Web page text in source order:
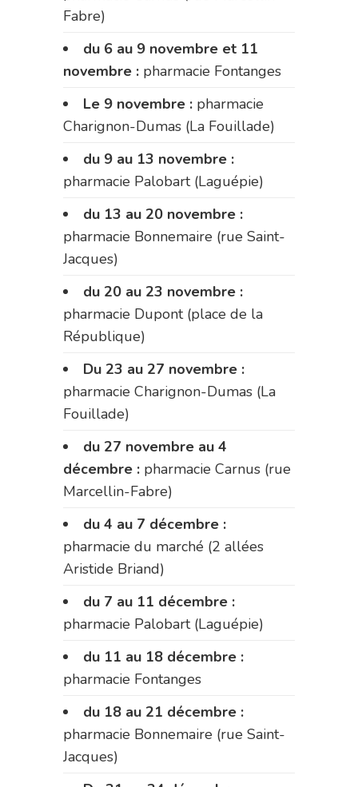
Fabre)
du 6 au 9 novembre et 11
novembre : pharmacie Fontanges
Le 9 novembre : pharmacie
Charignon-Dumas (La Fouillade)
du 9 au 13 novembre :
pharmacie Palobart (Laguépie)
du 13 au 20 novembre :
pharmacie Bonnemaire (rue Saint-
Jacques)
du 20 au 23 novembre :
pharmacie Dupont (place de la
République)
Du 23 au 27 novembre :
pharmacie Charignon-Dumas (La
Fouillade)
du 27 novembre au 4
décembre : pharmacie Carnus (rue
Marcellin-Fabre)
du 4 au 7 décembre :
pharmacie du marché (2 allées
Aristide Briand)
du 7 au 11 décembre :
pharmacie Palobart (Laguépie)
du 11 au 18 décembre :
pharmacie Fontanges
du 18 au 21 décembre :
pharmacie Bonnemaire (rue Saint-
Jacques)